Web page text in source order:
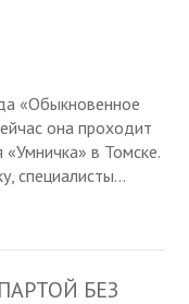
«Обыкновенное
она проходит
«Умничка» в Томске.
специалисты...
БЕЗ